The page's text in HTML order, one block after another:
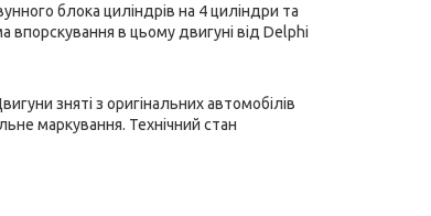
блока циліндрів на 4 циліндри та
впорскування в цьому двигуні від Delphi
зняті з оригінальних автомобілів
маркування. Технічний стан